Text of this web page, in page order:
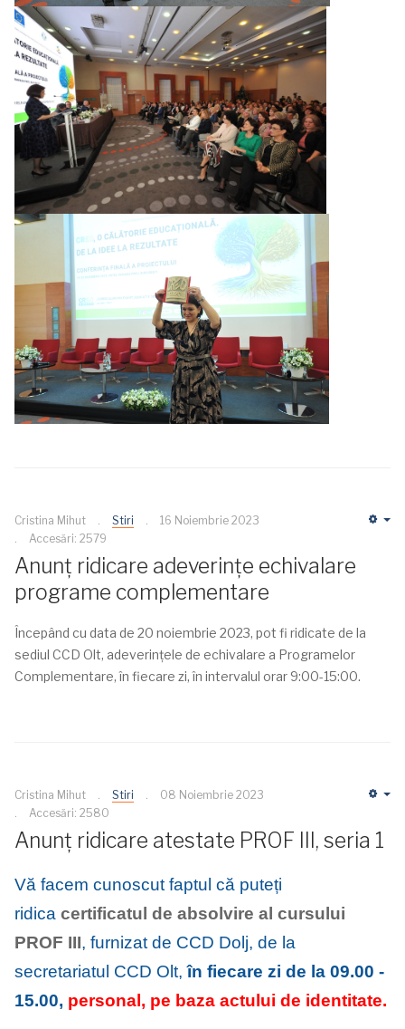
Cristina Mihut Stiri
16 Noiembrie 2023
Accesări: 2579
Anunț ridicare adeverințe echivalare
programe complementare
Începând cu data de 20 noiembrie 2023, pot fi ridicate de la
sediul CCD Olt, adeverințele de echivalare a Programelor
Complementare, în fiecare zi, în intervalul orar 9:00-15:00.
Cristina Mihut Stiri
08 Noiembrie 2023
Accesări: 2580
Anunț ridicare atestate PROF III, seria 1
Vă facem cunoscut faptul că puteți
ridica certificatul de absolvire al cursului
PROF III, furnizat de CCD Dolj, de la
secretariatul CCD Olt,în fiecare zi de la 09.00 -
15.00, personal, pe baza actului de identitate.